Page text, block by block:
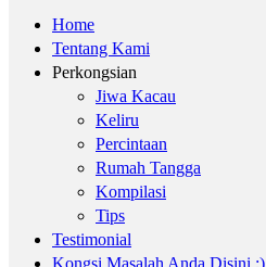
Home
Tentang Kami
Perkongsian
Jiwa Kacau
Keliru
Percintaan
Rumah Tangga
Kompilasi
Tips
Testimonial
Kongsi Masalah Anda Disini :)